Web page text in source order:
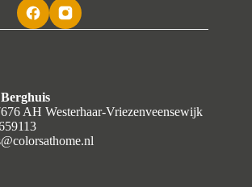
AH Westerhaar-Vriezenveensewijk